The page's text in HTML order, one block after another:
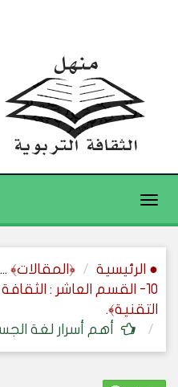
Toggle
● الرئيسية ﴿المقالات﴾
10- القسم العاشر :
التقنية﴾.
أهم أسرار لغة